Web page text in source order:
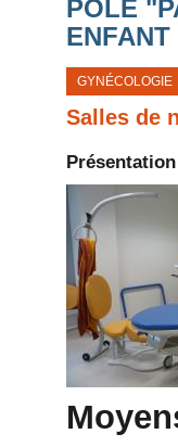
PÔLE
ENFANT
GYNÉCOLOGIE
Salles de